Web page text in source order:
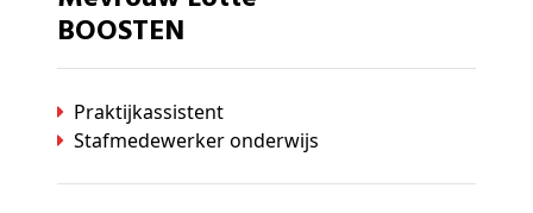
BOOSTEN
Praktijkassistent
Stafmedewerker onderwijs